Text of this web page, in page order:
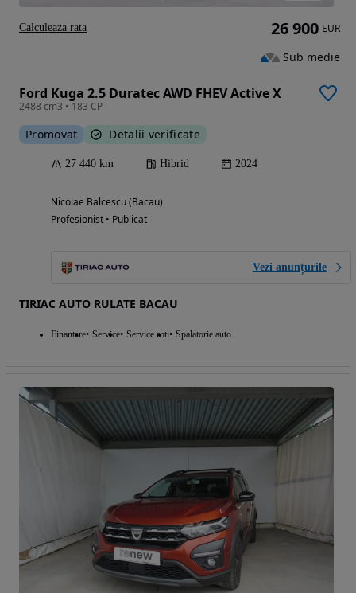
Ford Kuga 2.5 Duratec AWD FHEV Active X
2488 cm3 • 183 CP
Promovat Detalii verificate
27 440 km Hibrid 2024
Nicolae Balcescu (Bacau)
Profesionist • Publicat
Vezi anunțurile
TIRIAC AUTO RULATE BACAU
Finantare Service Service roti Spalatorie auto
26 900 EUR
Sub medie
Calculeaza rata